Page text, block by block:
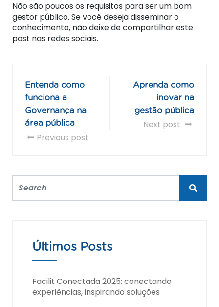
Não são poucos os requisitos para ser um bom
gestor público. Se você deseja disseminar o
conhecimento, não deixe de compartilhar este
post nas redes sociais.
Entenda como
funciona a
Governança na
área pública
Previous post
Aprenda como
inovar na
gestão pública
Next post
Últimos Posts
Facilit Conectada 2025: conectando
experiências, inspirando soluções